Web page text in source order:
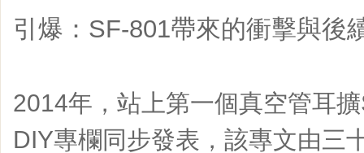
引爆：SF-801帶來的衝擊與後
2014年，站上第一個真空管耳
DIY專欄同步發表，該專文由三